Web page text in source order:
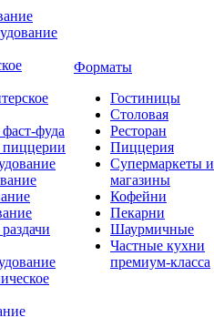
фуда
пиццерии
Форматы
Гостиницы
Столовая
Ресторан
Пиццерия
Супермаркеты и
магазины
Кофейни
Пекарни
Шаурмичные
Частные кухни
премиум-класса